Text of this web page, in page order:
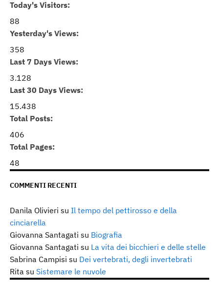
Today's Visitors:
88
Yesterday's Views:
358
Last 7 Days Views:
3.128
Last 30 Days Views:
15.438
Total Posts:
406
Total Pages:
48
COMMENTI RECENTI
Danila Olivieri su Il tempo del pettirosso e della
cinciarella
Giovanna Santagati su Biografia
Giovanna Santagati su La vita dei bicchieri e delle stelle
Sabrina Campisi su Dei vertebrati, degli invertebrati
Rita su Sistemare le nuvole